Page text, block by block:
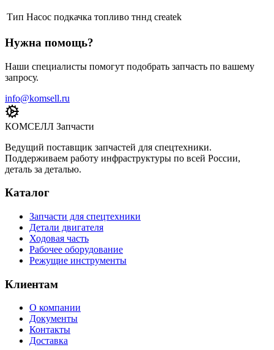
Тип Насос подкачка топливо тннд createk
Нужна помощь?
Наши специалисты помогут подобрать запчасть по вашему
запросу.
info@komsell.ru
КОМСЕЛЛ Запчасти
Ведущий поставщик запчастей для спецтехники.
Поддерживаем работу инфраструктуры по всей России,
деталь за деталью.
Каталог
Запчасти для спецтехники
Детали двигателя
Ходовая часть
Рабочее оборудование
Режущие инструменты
Клиентам
О компании
Документы
Контакты
Доставка